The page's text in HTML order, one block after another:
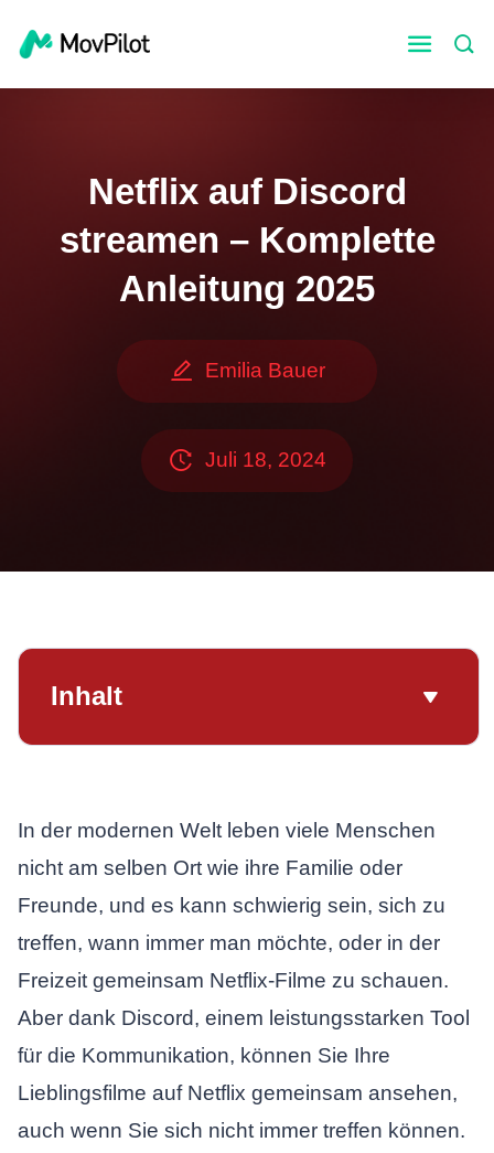
Netflix auf Discord
streamen – Komplette
Anleitung 2025
Emilia Bauer
Juli 18, 2024
Inhalt
In der modernen Welt leben viele Menschen
nicht am selben Ort wie ihre Familie oder
Freunde, und es kann schwierig sein, sich zu
treffen, wann immer man möchte, oder in der
Freizeit gemeinsam Netflix-Filme zu schauen.
Aber dank Discord, einem leistungsstarken Tool
für die Kommunikation, können Sie Ihre
Lieblingsfilme auf Netflix gemeinsam ansehen,
auch wenn Sie sich nicht immer treffen können.